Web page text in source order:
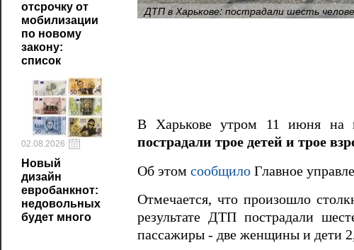
отсрочку от
мобилизации
по новому
закону:
список
02.08.2026
Новый
дизайн
евробанкнот:
недовольных
будет много
ДТП в Харькове: пострадали шесть
В Харькове утром 11 июня на
пострадали трое детей и трое
Об этом сообщило Главное
Отмечается, что произошло
результате ДТП пострадали
пассажиры - две женщины и дети